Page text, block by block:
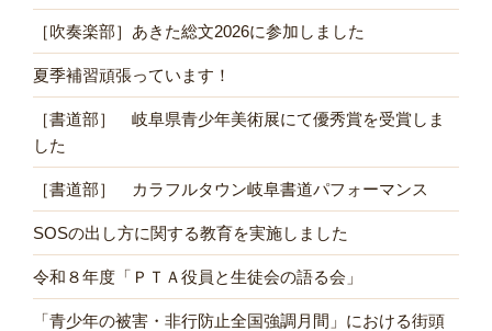
［吹奏楽部］あきた総文2026に参加しました
夏季補習頑張っています！
［書道部］ 岐阜県青少年美術展にて優秀賞を受賞しま
した
［書道部］ カラフルタウン岐阜書道パフォーマンス
SOSの出し方に関する教育を実施しました
令和８年度「ＰＴＡ役員と生徒会の語る会」
「青少年の被害・非行防止全国強調月間」における街頭